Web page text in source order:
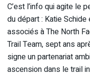
C’est l’info qui agite le
du départ : Katie
associés à The North
Trail Team, sept ans
signe un partenariat
ascension dans le trail